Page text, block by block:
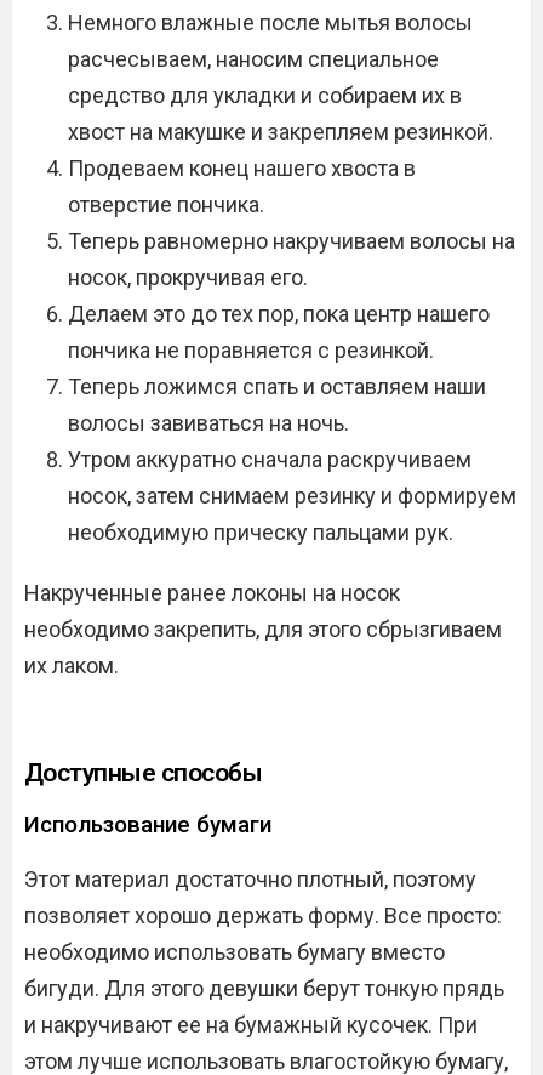
Немного влажные после мытья волосы
расчесываем, наносим специальное
средство для укладки и собираем их в
хвост на макушке и закрепляем резинкой.
Продеваем конец нашего хвоста в
отверстие пончика.
Теперь равномерно накручиваем волосы на
носок, прокручивая его.
Делаем это до тех пор, пока центр нашего
пончика не поравняется с резинкой.
Теперь ложимся спать и оставляем наши
волосы завиваться на ночь.
Утром аккуратно сначала раскручиваем
носок, затем снимаем резинку и формируем
необходимую прическу пальцами рук.
Накрученные ранее локоны на носок
необходимо закрепить, для этого сбрызгиваем
их лаком.
Доступные способы
Использование бумаги
Этот материал достаточно плотный, поэтому
позволяет хорошо держать форму. Все просто:
необходимо использовать бумагу вместо
бигуди. Для этого девушки берут тонкую прядь
и накручивают ее на бумажный кусочек. При
этом лучше использовать влагостойкую бумагу,